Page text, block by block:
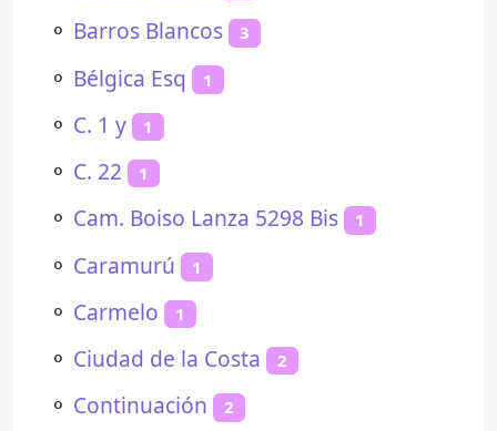
⚬ Barros Blancos 3
⚬ Bélgica Esq 1
⚬ C. 1 y 1
⚬ C. 22 1
⚬ Cam. Boiso Lanza 5298 Bis 1
⚬ Caramurú 1
⚬ Carmelo 1
⚬ Ciudad de la Costa 2
⚬ Continuación 2